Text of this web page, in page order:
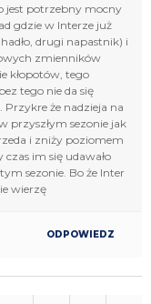
jest potrzebny mocny
gdzie w Interze już
drugi napastnik) i
zmienników
kłopotów, tego
tego nie da się
że nadzieja na
przyszłym sezonie jak
i zniży poziomem
czas im się udawało
sezonie. Bo że Inter
wierzę
ODPOWIEDZ